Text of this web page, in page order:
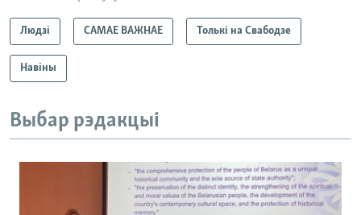
Людзі САМАЕ ВАЖНАЕ Толькі на Свабодзе
Навіны
Выбар рэдакцыі